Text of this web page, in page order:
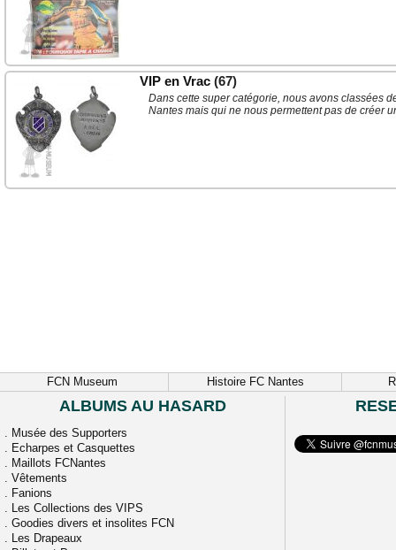
VIP en Vrac (67)
Dans cette super catégorie, nous avons classées
Nantes mais qui ne nous permettent pas de créer
FCN Museum Histoire FC Nantes
ALBUMS AU HASARD
. Musée des Supporters
. Echarpes et Casquettes
. Maillots FCNantes
. Vêtements
. Fanions
. Les Collections des VIPS
. Goodies divers et insolites FCN
. Les Drapeaux